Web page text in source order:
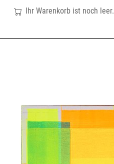
Ihr Warenkorb ist noch leer.